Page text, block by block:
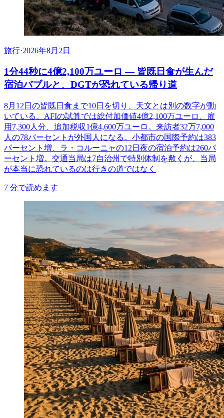
旅行·2026年8月2日
1分44秒に4億2,100万ユーロ ― 皆既日食が生んだ
宿泊バブルと、DGTが恐れている帰り道
8月12日の皆既日食まで10日を切り、天文とは別の数字が動
いている。AFIの試算では総付加価値4億2,100万ユーロ、雇
用7,300人分、追加税収1億4,600万ユーロ。来訪者32万7,000
人の78パーセントが外国人になる。小都市の国際予約は383
パーセント増、ラ・コルーニャの12日夜の宿泊予約は260パ
ーセント増。交通当局は7自治州で特別体制を敷くが、当局
が本当に恐れているのは行きの道ではなく
7 分で読めます